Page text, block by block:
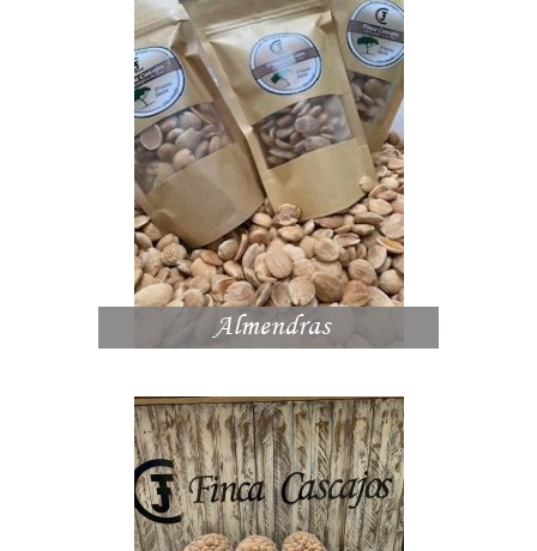
Almendras